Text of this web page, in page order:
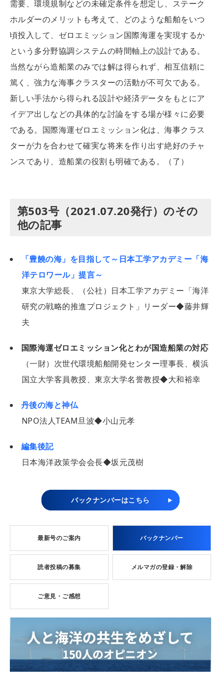
需要、環境規制などの未確定条件を想定し、ステーク
ホルダーのメリットも考えて、どのような船舶をいつ
頃投入して、ゼロエミッション国際海運を実現するか
という多分野協調システムの時間軸上の設計である。
当然ながら造船業のみでは解は得られず、相互信頼に
篤く、強力な海事クラスターの活動が不可欠である。
新しい手法から得られる設計や経済データをもとにア
イデア出しなどの具体的な討論をする場が様々に必要
である。国際海運ゼロエミッション化は、海事クラス
ターが力を合わせて確実な将来を作り出す絶好のチャ
ンスであり、造船業の役割も明確である。（了）
第503号（2021.07.20発行）のその
他の記事
「豊饒の海」を目指して～日本工学アカデミー「海
洋テロワール」提言～
東京大学総長、（公社）日本工学アカデミー「海洋
研究の戦略的推進プロジェクト」リーダー◆藤井輝
夫
国際海運ゼロエミッション化とわが国造船業の対応
（一財）次世代環境船舶開発センター理事長、横浜
国立大学客員教授、東京大学名誉教授◆大和裕幸
丹後の海と神仏
NPO法人TEAM旦波◆小山元孝
編集後記
日本海洋政策学会会長◆坂元茂樹
バックナンバーはこちら
最新号のご案内 バックナンバー
読者投稿の募集 メルマガの登録・解除
ご意見・ご感想